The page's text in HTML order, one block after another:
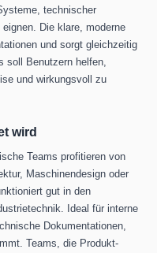
technischer
Die klare, moderne
und sorgt gleichzeitig
soll Benutzern helfen,
und wirkungsvoll zu
wird
Teams profitieren von
Maschinendesign oder
gut in den
Ideal für interne
Dokumentationen,
Teams, die Produkt-